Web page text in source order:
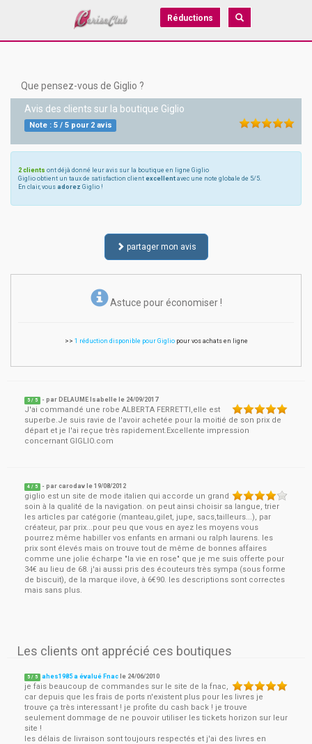
Réductions
Que pensez-vous de Giglio ?
Avis des clients sur la boutique Giglio
Note : 5/ 5pour 2avis
2 clients ont déjà donné leur avis sur la boutique en ligne Giglio
Giglio obtient un taux de satisfaction client excellent avec une note globale de 5/5.
En clair, vous adorez Giglio !
partager mon avis
Astuce pour économiser !
>> 1 réduction disponible pour Gigliopour vos achats en ligne
5 / 5 - par DELAUME Isabelle le 24/09/2017
J'ai commandé une robe ALBERTA FERRETTI,elle est
superbe.Je suis ravie de l'avoir achetée pour la moitié de son prix de
départ et je l'ai reçue très rapidement.Excellente impression
concernant GIGLIO.com
4 / 5 - parcarodav le19/08/2012
giglio est un site de mode italien qui accorde un grand
soin à la qualité de la navigation. on peut ainsi choisir sa langue, trier
les articles par catégorie (manteau,gilet, jupe, sacs,tailleurs...), par
créateur, par prix...pour peu que vous en ayez les moyens vous
pourrez même habiller vos enfants en armani ou ralph laurens. les
prix sont élevés mais on trouve tout de même de bonnes affaires
comme une jolie écharpe "la vie en rose" que je me suis offerte pour
34€ au lieu de 68. j'ai aussi pris des écouteurs très sympa (sous forme
de biscuit), de la marque ilove, à 6€90. les descriptions sont correctes
mais sans plus.
Les clients ont apprécié ces boutiques
5 / 5 ahes1985 a évalué Fnac le 24/06/2010
je fais beaucoup de commandes sur le site de la fnac,
car depuis que les frais de ports n'existent plus pour les livres je
trouve ça très interessant ! je profite du cash back ! je trouve
seulement dommage de ne pouvoir utiliser les tickets horizon sur leur
site !
les délais de livraison sont toujours respectés et j'ai des livres en